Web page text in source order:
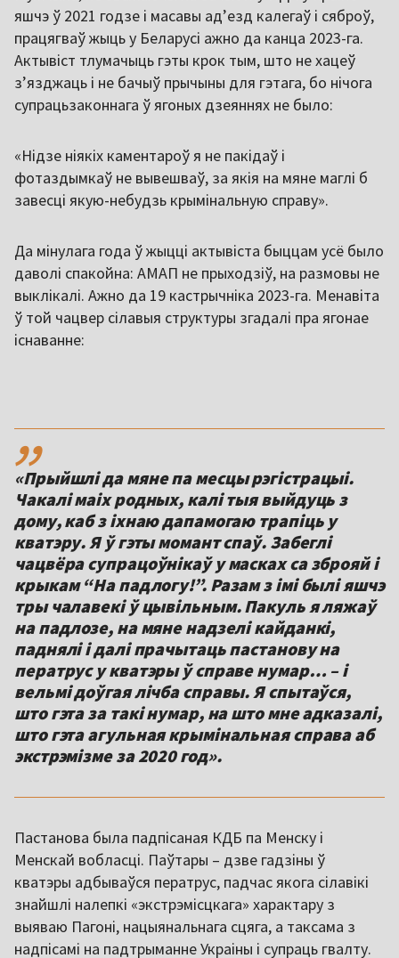
яшчэ ў 2021 годзе і масавы ад’езд калегаў і сяброў,
працягваў жыць у Беларусі ажно да канца 2023-га.
Актывіст тлумачыць гэты крок тым, што не хацеў
з’язджаць і не бачыў прычыны для гэтага, бо нічога
супрацьзаконнага ў ягоных дзеяннях не было:
«Нідзе ніякіх каментароў я не пакідаў і
фотаздымкаў не вывешваў, за якія на мяне маглі б
завесці якую-небудзь крымінальную справу».
Да мінулага года ў жыцці актывіста быццам усё было
даволі спакойна: АМАП не прыходзіў, на размовы не
выклікалі. Ажно да 19 кастрычніка 2023-га. Менавіта
ў той чацвер сілавыя структуры згадалі пра ягонае
існаванне:
,,
«Прыйшлі да мяне па месцы рэгістрацыі.
Чакалі маіх родных, калі тыя выйдуць з
дому, каб з іхнаю дапамогаю трапіць у
кватэру. Я ў гэты момант спаў. Забеглі
чацвёра супрацоўнікаў у масках са зброяй і
крыкам “На падлогу!”. Разам з імі былі яшчэ
тры чалавекі ў цывільным. Пакуль я ляжаў
на падлозе, на мяне надзелі кайданкі,
паднялі і далі прачытаць пастанову на
ператрус у кватэры ў справе нумар… – і
вельмі доўгая лічба справы. Я спытаўся,
што гэта за такі нумар, на што мне адказалі,
што гэта агульная крымінальная справа аб
экстрэмізме за 2020 год».
Пастанова была падпісаная КДБ па Менску і
Менскай вобласці. Паўтары – дзве гадзіны ў
кватэры адбываўся ператрус, падчас якога сілавікі
знайшлі налепкі «экстрэмісцкага» характару з
выяваю Пагоні, нацыянальнага сцяга, а таксама з
надпісамі на падтрыманне Украіны і супраць гвалту.